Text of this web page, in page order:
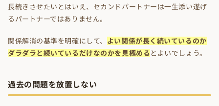
長続きさせたいとはいえ、セカンドパートナーは一生添い遂げ
るパートナーではありません。
関係解消の基準を明確にして、 よい関係が長く続いているのか
ダラダラと続いているだけなのかを見極めるとよいでしょう。
過去の問題を放置しない